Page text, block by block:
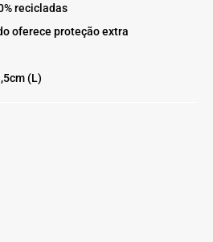
recicladas
oferece proteção extra
(L)